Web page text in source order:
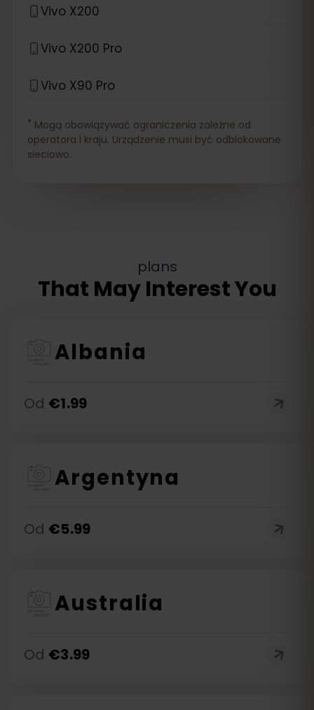
Vivo X200
Vivo X200 Pro
Vivo X90 Pro
* Mogą obowiązywać ograniczenia zależne od
operatora i kraju. Urządzenie musi być odblokowane
sieciowo.
plans
That May Interest You
Albania
Od €1.99
Argentyna
Od €5.99
Australia
Od €3.99